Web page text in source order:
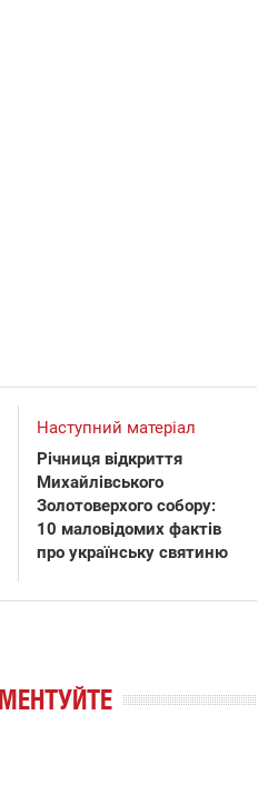
Наступний матеріал
Річниця відкриття
Михайлівського
Золотоверхого собору:
10 маловідомих фактів
про українську святиню